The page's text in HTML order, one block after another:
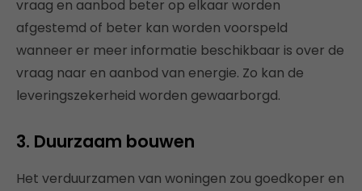
vraag en aanbod beter op elkaar worden
afgestemd of beter kan worden voorspeld
wanneer er meer informatie beschikbaar is over de
vraag naar en aanbod van energie. Zo kan de
leveringszekerheid worden gewaarborgd.
3. Duurzaam bouwen
Het verduurzamen van woningen zou goedkoper en